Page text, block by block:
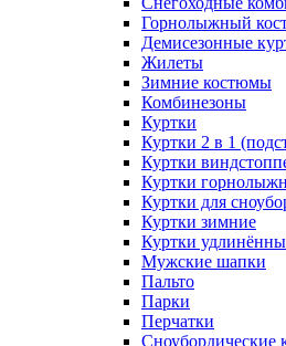
Горнолыжный
Демисезонные
Жилеты
Зимние костюмы
Комбинезоны
Куртки
Куртки 2 в 1
Куртки
Куртки
Куртки для
Куртки зимние
Куртки
Мужские шапки
Пальто
Парки
Перчатки
Сноубордические